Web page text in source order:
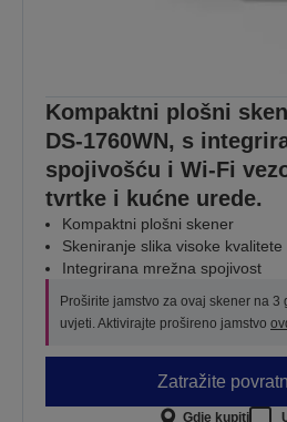
Kompaktni plošni
DS-1760WN, s
spojivošću i Wi-Fi
tvrtke i kućne urede.
Kompaktni plošni skener
Skeniranje slika visoke kvalitete
Integrirana mrežna spojivost
Proširite jamstvo za ovaj skener na
uvjeti. Aktivirajte prošireno jamstvo
Zatražite
Gdje kupiti